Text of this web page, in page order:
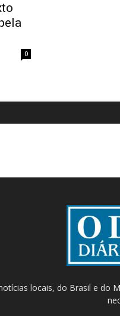
0
locais, do Brasil e do